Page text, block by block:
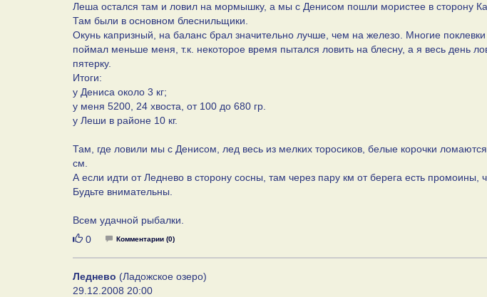
Леша остался там и ловил на мормышку, а мы с Денисом пошли мористее в сторону
Там были в основном блеснильщики.
Окунь капризный, на баланс брал значительно лучше, чем на железо. Многие
поймал меньше меня, т.к. некоторое время пытался ловить на блесну, а я весь день
пятерку.
Итоги:
у Дениса около 3 кг;
у меня 5200, 24 хвоста, от 100 до 680 гр.
у Леши в районе 10 кг.
Там, где ловили мы с Денисом, лед весь из мелких торосиков, белые корочки
см.
А если идти от Леднево в сторону сосны, там через пару км от берега есть
Будьте внимательны.
Всем удачной рыбалки.
Нравится
0 Комментарии (0)
Леднево (Ладожское озеро)
29.12.2008 20:00